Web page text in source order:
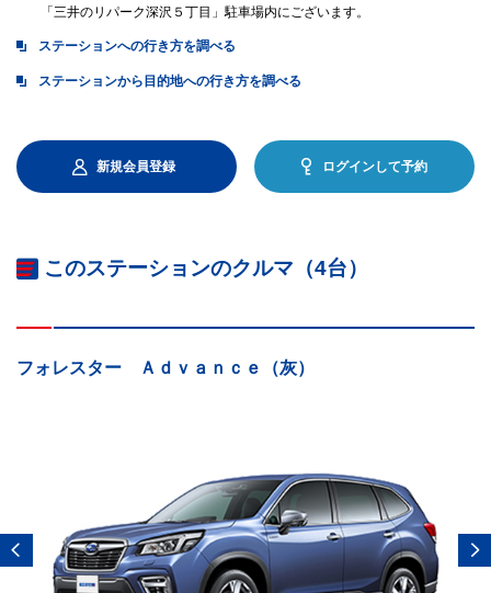
「三井のリパーク深沢５丁目」駐車場内にございます。
ステーションへの行き方を調べる
ステーションから目的地への行き方を調べる
新規会員登録 ログインして予約
このステーションのクルマ（4台）
フォレスター Ａｄｖａｎｃｅ（灰）